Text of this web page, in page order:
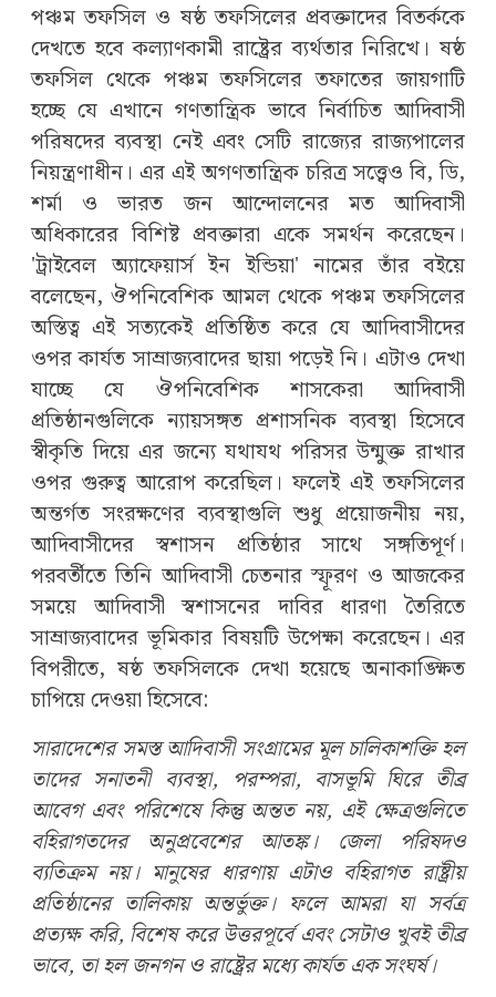
পঞ্চম তফসিল ও ষষ্ঠ তফসিলের প্রবক্তাদের বিতর্ককে
দেখতে হবে কল্যাণকামী রাষ্ট্রের ব্যর্থতার নিরিখে। ষষ্ঠ
তফসিল থেকে পঞ্চম তফসিলের তফাতের জায়গাটি
হচ্ছে যে এখানে গণতান্ত্রিক ভাবে নির্বাচিত আদিবাসী
পরিষদের ব্যবস্থা নেই এবং সেটি রাজ্যের রাজ্যপালের
নিয়ন্ত্রণাধীন। এর এই অগণতান্ত্রিক চরিত্র সত্ত্বেও বি, ডি,
শর্মা ও ভারত জন আন্দোলনের মত আদিবাসী
অধিকারের বিশিষ্ট প্রবক্তারা একে সমর্থন করেছেন।
'ট্রাইবেল অ্যাফেয়ার্স ইন ইন্ডিয়া' নামের তাঁর বইয়ে
বলেছেন, ঔপনিবেশিক আমল থেকে পঞ্চম তফসিলের
অস্তিত্ব এই সত্যকেই প্রতিষ্ঠিত করে যে আদিবাসীদের
ওপর কার্যত সাম্রাজ্যবাদের ছায়া পড়েই নি। এটাও দেখা
যাচ্ছে যে ঔপনিবেশিক শাসকেরা আদিবাসী
প্রতিষ্ঠানগুলিকে ন্যায়সঙ্গত প্রশাসনিক ব্যবস্থা হিসেবে
স্বীকৃতি দিয়ে এর জন্যে যথাযথ পরিসর উন্মুক্ত রাখার
ওপর গুরুত্ব আরোপ করেছিল। ফলেই এই তফসিলের
অন্তর্গত সংরক্ষণের ব্যবস্থাগুলি শুধু প্রয়োজনীয় নয়,
আদিবাসীদের স্বশাসন প্রতিষ্ঠার সাথে সঙ্গতিপূর্ণ।
পরবর্তীতে তিনি আদিবাসী চেতনার স্ফূরণ ও আজকের
সময়ে আদিবাসী স্বশাসনের দাবির ধারণা তৈরিতে
সাম্রাজ্যবাদের ভূমিকার বিষয়টি উপেক্ষা করেছেন। এর
বিপরীতে, ষষ্ঠ তফসিলকে দেখা হয়েছে অনাকাঙ্ক্ষিত
চাপিয়ে দেওয়া হিসেবে:
সারাদেশের সমস্ত আদিবাসী সংগ্রামের মূল চালিকাশক্তি হল
তাদের সনাতনী ব্যবস্থা, পরম্পরা, বাসভূমি ঘিরে তীব্র
আবেগ এবং পরিশেষে কিন্তু অন্তত নয়, এই ক্ষেত্রগুলিতে
বহিরাগতদের অনুপ্রবেশের আতঙ্ক। জেলা পরিষদও
ব্যতিক্রম নয়। মানুষের ধারণায় এটাও বহিরাগত রাষ্ট্রীয়
প্রতিষ্ঠানের তালিকায় অন্তর্ভুক্ত। ফলে আমরা যা সর্বত্র
প্রত্যক্ষ করি, বিশেষ করে উত্তরপূর্বে এবং সেটাও খুবই তীব্র
ভাবে, তা হল জনগন ও রাষ্ট্রের মধ্যে কার্যত এক সংঘর্ষ।